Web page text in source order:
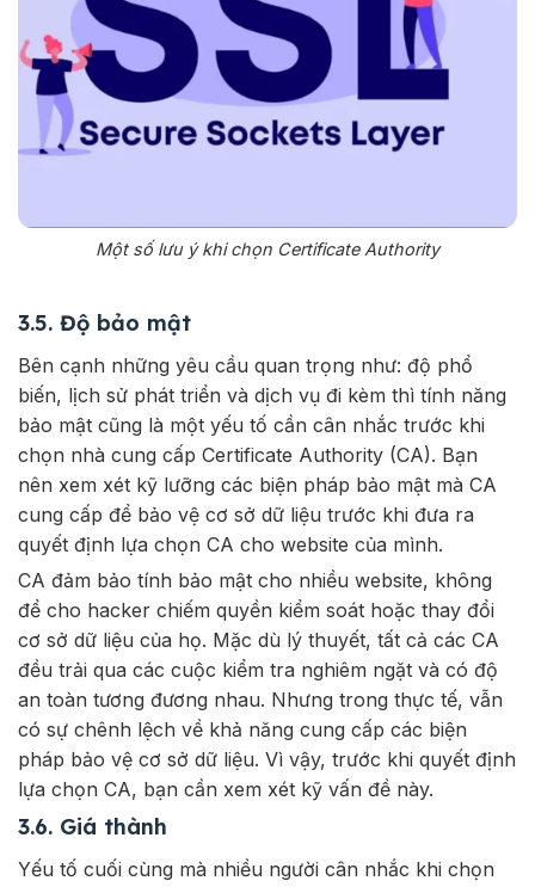
Một số lưu ý khi chọn Certificate Authority
3.5. Độ bảo mật
Bên cạnh những yêu cầu quan trọng như: độ phổ
biến, lịch sử phát triển và dịch vụ đi kèm thì tính năng
bảo mật cũng là một yếu tố cần cân nhắc trước khi
chọn nhà cung cấp Certificate Authority (CA). Bạn
nên xem xét kỹ lưỡng các biện pháp bảo mật mà CA
cung cấp để bảo vệ cơ sở dữ liệu trước khi đưa ra
quyết định lựa chọn CA cho website của mình.
CA đảm bảo tính bảo mật cho nhiều website, không
để cho hacker chiếm quyền kiểm soát hoặc thay đổi
cơ sở dữ liệu của họ. Mặc dù lý thuyết, tất cả các CA
đều trải qua các cuộc kiểm tra nghiêm ngặt và có độ
an toàn tương đương nhau. Nhưng trong thực tế, vẫn
có sự chênh lệch về khả năng cung cấp các biện
pháp bảo vệ cơ sở dữ liệu. Vì vậy, trước khi quyết định
lựa chọn CA, bạn cần xem xét kỹ vấn đề này.
3.6. Giá thành
Yếu tố cuối cùng mà nhiều người cân nhắc khi chọn